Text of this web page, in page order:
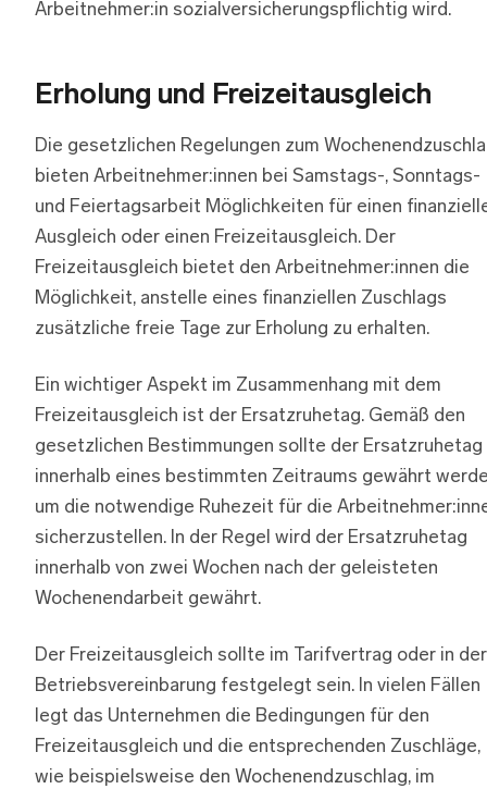
Arbeitnehmer:in sozialversicherungspflichtig wird.
Erholung und Freizeitausgleich
Die gesetzlichen Regelungen zum
bieten Arbeitnehmer:innen bei Samstags-, Sonntags-
und Feiertagsarbeit Möglichkeiten für einen
Ausgleich oder einen Freizeitausgleich. Der
Freizeitausgleich bietet den Arbeitnehmer:innen die
Möglichkeit, anstelle eines finanziellen Zuschlags
zusätzliche freie Tage zur Erholung zu erhalten.
Ein wichtiger Aspekt im Zusammenhang mit dem
Freizeitausgleich ist der Ersatzruhetag. Gemäß den
gesetzlichen Bestimmungen sollte der Ersatzruhetag
innerhalb eines bestimmten Zeitraums gewährt
um die notwendige Ruhezeit für die
sicherzustellen. In der Regel wird der Ersatzruhetag
innerhalb von zwei Wochen nach der geleisteten
Wochenendarbeit gewährt.
Der Freizeitausgleich sollte im Tarifvertrag oder in der
Betriebsvereinbarung festgelegt sein. In vielen Fällen
legt das Unternehmen die Bedingungen für den
Freizeitausgleich und die entsprechenden Zuschläge,
wie beispielsweise den Wochenendzuschlag, im